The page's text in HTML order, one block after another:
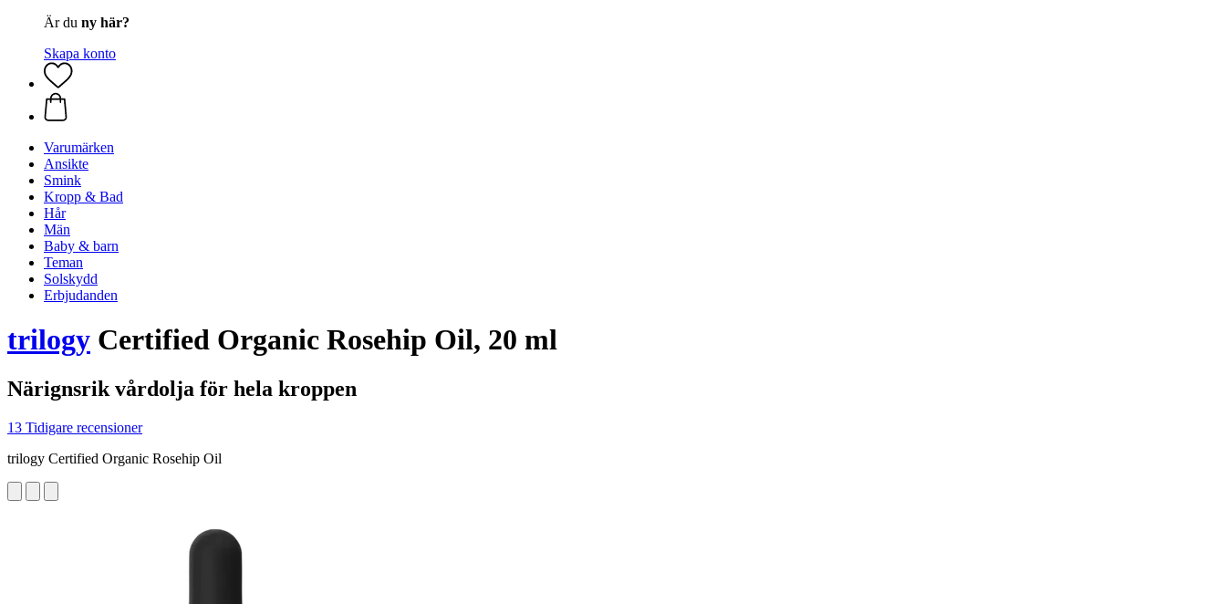
Är du ny här?
Skapa konto
Varumärken
Ansikte
Smink
Kropp & Bad
Hår
Män
Baby & barn
Teman
Solskydd
Erbjudanden
trilogy Certified Organic Rosehip Oil, 20 ml
Närignsrik vårdolja för hela kroppen
13 Tidigare recensioner
trilogy Certified Organic Rosehip Oil